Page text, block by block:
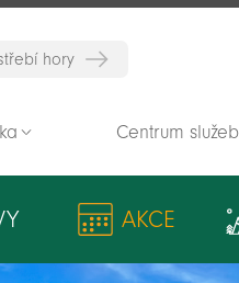
hory
Centrum služeb
AKCE